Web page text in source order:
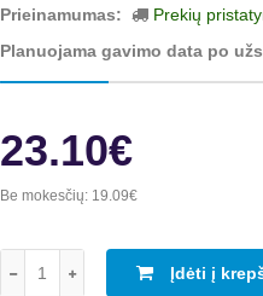
Prieinamumas:
Prekių
Planuojama gavimo data po
23.10€
Be mokesčių: 19.09€
Įdėti į